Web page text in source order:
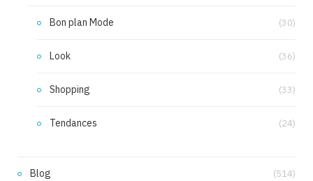
Bon plan Mode (30)
Look (36)
Shopping (33)
Tendances (24)
Blog (514)